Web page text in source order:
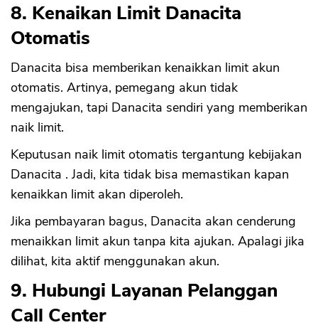
8. Kenaikan Limit Danacita
Otomatis
Danacita bisa memberikan kenaikkan limit akun
otomatis. Artinya, pemegang akun tidak
mengajukan, tapi Danacita sendiri yang memberikan
naik limit.
Keputusan naik limit otomatis tergantung kebijakan
Danacita . Jadi, kita tidak bisa memastikan kapan
kenaikkan limit akan diperoleh.
Jika pembayaran bagus, Danacita akan cenderung
menaikkan limit akun tanpa kita ajukan. Apalagi jika
dilihat, kita aktif menggunakan akun.
9. Hubungi Layanan Pelanggan
Call Center